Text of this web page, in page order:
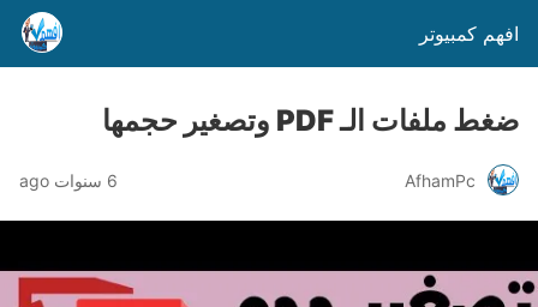
افهم كمبيوتر
ضغط ملفات الـ PDF وتصغير حجمها
AfhamPc 6 سنوات ago